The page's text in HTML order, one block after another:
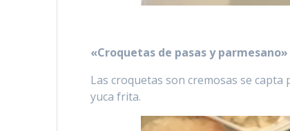
«Croquetas de pasas y parmesano»
Las croquetas son cremosas se
yuca frita.